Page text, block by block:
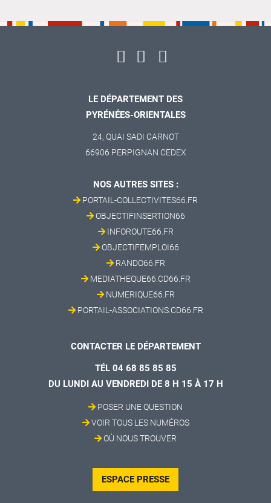
LE DÉPARTEMENT DES
PYRÉNÉES-ORIENTALES
24, QUAI SADI CARNOT
66906 PERPIGNAN CEDEX
NOS AUTRES SITES :
PORTAIL-COLLECTIVITES66.FR
OBJECTIFINSERTION66
INFOROUTE66.FR
OBJECTIFEMPLOI66
RANDO66.FR
MEDIATHEQUE66.CD66.FR
NUMERIQUE66.FR
PORTAIL-ASSOCIATIONS.CD66.FR
CONTACTER LE DÉPARTEMENT
TÉL 04 68 85 85 85
DU LUNDI AU VENDREDI DE 8 H 15 À 17 H
POSER UNE QUESTION
VOIR TOUS LES NUMÉROS
OÙ NOUS TROUVER
ESPACE PRESSE